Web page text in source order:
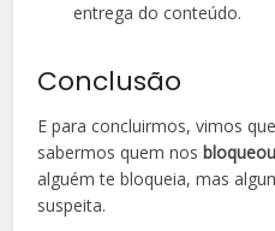
entrega do conteúdo.
Conclusão
E para concluirmos, vimos
sabermos quem nos bloqueou
alguém te bloqueia, mas
suspeita.